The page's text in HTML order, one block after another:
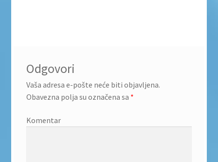
Odgovori
Vaša adresa e-pošte neće biti objavljena.
Obavezna polja su označena sa *
Komentar